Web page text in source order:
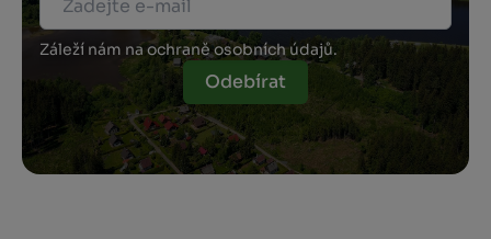
Záleží nám na ochraně osobních údajů.
Odebírat